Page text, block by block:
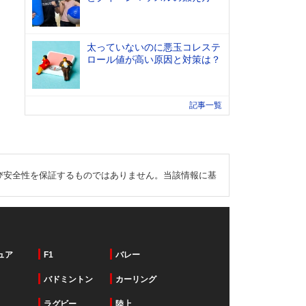
太っていないのに悪玉コレステ
ロール値が高い原因と対策は？
記事一覧
全性を保証するものではありません。当該情報に基
ア F1 バレー
バドミントン カーリング
ラグビー 陸上